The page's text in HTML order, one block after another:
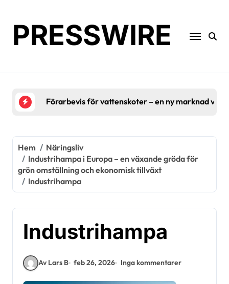
innehållPRESSWIRE
Förarbevis för vattenskoter – en ny marknad
Hem
Näringsliv
Industrihampa i Europa – en växande gröda för
grön omställning och ekonomisk tillväxt
Industrihampa
Industrihampa
Av Lars B feb 26, 2026 Inga kommentarer